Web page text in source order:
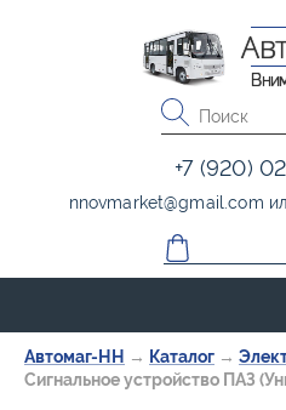
Автомаг-НН → Каталог →
Сигнальное устройство ПАЗ
+7 (920)
nnovmarket@gmail.com